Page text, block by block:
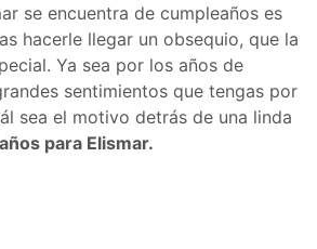
se encuentra de cumpleaños es
hacerle llegar un obsequio, que la
Ya sea por los años de
sentimientos que tengas por
sea el motivo detrás de una linda
para Elismar.